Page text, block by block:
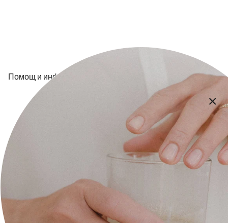
Помощ и информация
За нас
Контакт
Плащане и доставка
Икономическа обосновка